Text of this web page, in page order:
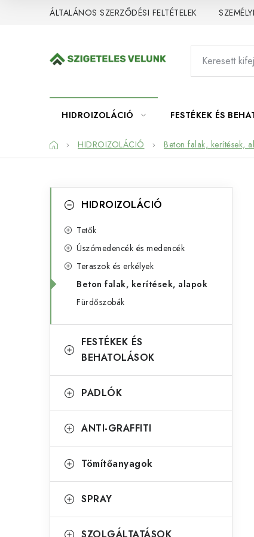
ÁLTALÁNOS SZERZŐDÉSI FELTÉTELEK
HIDROIZOLÁCIÓ FESTÉKEK ÉS
KezdőlapHIDROIZOLÁCIÓ Beton falak, kerítések,
O
l
ó
a
l
átugrása
g
ó
k
HIDROIZOLÁCIÓ
Tetők
Úszómedencék és medencék
Teraszok és erkélyek
Beton falak, kerítések, alapok
Fürdőszobák
FESTÉKEK ÉS
BEHATOLÁSOK
PADLÓK
ANTI-GRAFFITI
Tömítőanyagok
SPRAY